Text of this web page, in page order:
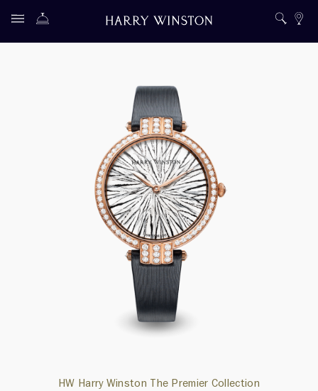
HW Harry Winston The Premier Collection